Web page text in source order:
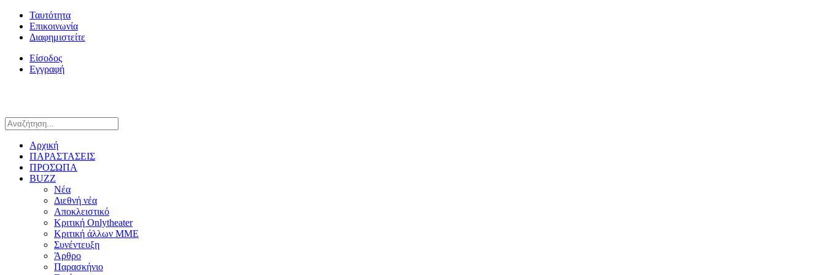
Ταυτότητα
Επικοινωνία
Διαφημιστείτε
Είσοδος
Εγγραφή
Αρχική
ΠΑΡΑΣΤΑΣΕΙΣ
ΠΡΟΣΩΠΑ
BUZZ
Νέα
Διεθνή νέα
Αποκλειστικό
Κριτική Onlytheater
Κριτική άλλων ΜΜΕ
Συνέντευξη
Άρθρο
Παρασκήνιο